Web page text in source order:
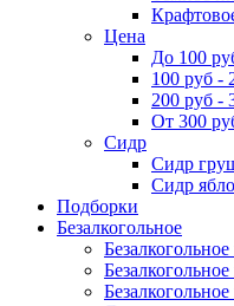
Цена
До 100
100 руб -
200 руб -
От 300
Сидр
Сидр
Сидр
Подборки
Безалкогольное